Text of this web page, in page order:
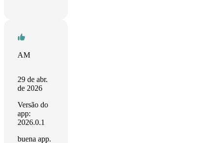
AM
29 de abr.
de 2026
Versão do
app:
2026.0.1
buena app.